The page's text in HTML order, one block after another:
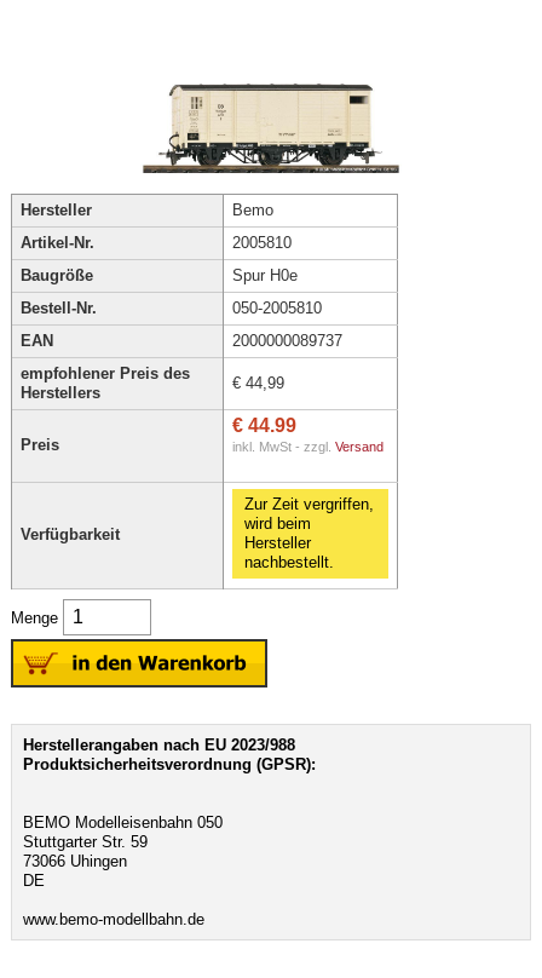
Hersteller
Bemo
Artikel-Nr.
2005810
Baugröße
Spur H0e
Bestell-Nr.
050-2005810
EAN
2000000089737
empfohlener Preis des
Herstellers
€ 44,99
Preis
€ 44.99
inkl. MwSt - zzgl. Versand
Verfügbarkeit
Zur Zeit vergriffen,
wird beim
Hersteller
nachbestellt.
Menge
Herstellerangaben nach EU 2023/988
Produktsicherheitsverordnung (GPSR):
BEMO Modelleisenbahn 050
Stuttgarter Str. 59
73066 Uhingen
DE
www.bemo-modellbahn.de